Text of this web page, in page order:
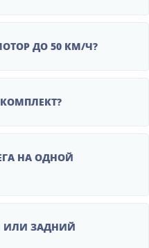
ДО 50 КМ/Ч?
НА ОДНОЙ
ИЛИ ЗАДНИЙ